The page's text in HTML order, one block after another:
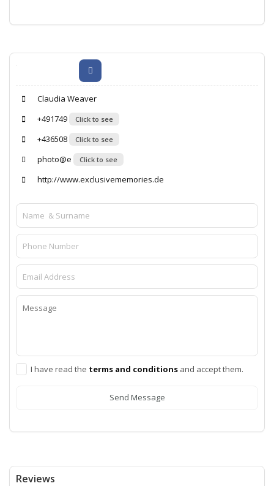
Claudia Weaver
+491749
Click to see
+436508 Click to see
photo@e Click to see
http://www.exclusivememories.de
I have read the terms and conditions and accept them.
Send Message
Reviews